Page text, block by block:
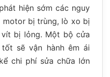
hiện sớm các nguy
bị trùng, lò xo bị
bị lỏng. Một bộ cửa
sẽ vận hành êm ái
chi phí sửa chữa lớn